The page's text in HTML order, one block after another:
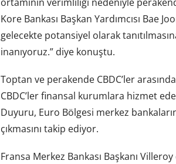
Kore Bankası Başkan Yardımcısı Bae
gelecekte potansiyel olarak
inanıyoruz.” diye konuştu.
Toptan ve perakende CBDC’ler
CBDC’ler finansal kurumlara hizmet
Duyuru, Euro Bölgesi merkez
çıkmasını takip ediyor.
Fransa Merkez Bankası Başkanı